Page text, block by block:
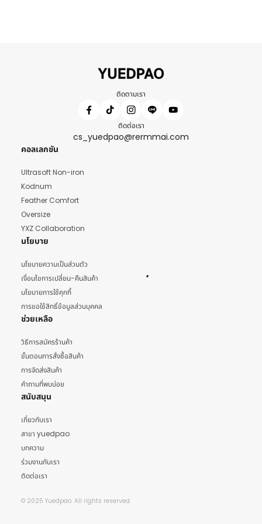
ติดตามเรา
ติดต่อเรา
cs_yuedpao@rermmai.com
คอลเลกชัน
Ultrasoft Non-iron
Kodnum
Feather Comfort
Oversize
YXZ Collaboration
นโยบาย
นโยบายความเป็นส่วนตัว
เงื่อนไขการเปลี่ยน-คืนสินค้า
นโยบายการใช้คุกกี้
การขอใช้สิทธิ์ข้อมูลส่วนบุคคล
ช่วยเหลือ
วิธีการสมัครร้านค้า
ขั้นตอนการสั่งซื้อสินค้า
การจัดส่งสินค้า
คำถามที่พบบ่อย
สนับสนุน
เกี่ยวกับเรา
สาขา yuedpao
บทความ
ร่วมงานกับเรา
ติดต่อเรา
© 2025 Yuedpao. All rights reserved.